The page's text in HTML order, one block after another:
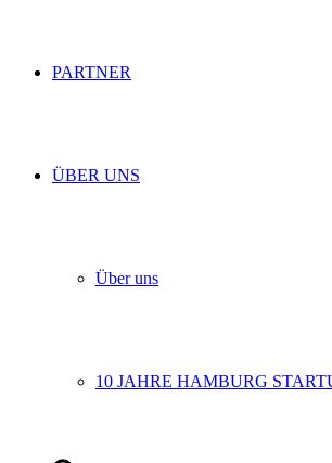
PARTNER
ÜBER UNS
Über uns
10 JAHRE HAMBURG